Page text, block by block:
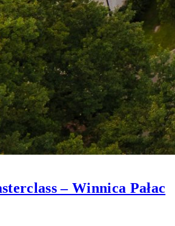
– Winnica Pałac